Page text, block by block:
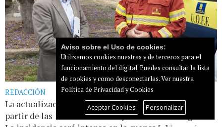
REDACCIÓN
La actualización del INFOGRAN entra en vigor a
partir de las 11.00 horas de hoy lunes día 3 de agosto
Aviso sobre el Uso de cookies:
Utilizamos cookies nuestras y de terceros para el
funcionamiento del digital. Puedes consultar la lista
de cookies y como desconectarlas.Ver nuestra
Política de Privacidad y Cookies
Aceptar Cookies Personalizar